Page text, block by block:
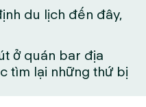
du lịch đến đây,
ở quán bar địa
tìm lại những thứ bị